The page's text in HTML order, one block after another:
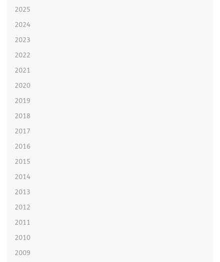
2025
2024
2023
2022
2021
2020
2019
2018
2017
2016
2015
2014
2013
2012
2011
2010
2009